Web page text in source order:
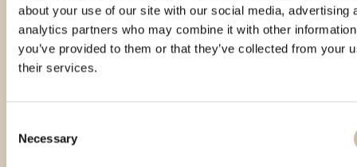
about your use of our site with our social media, advertising
analytics partners who may combine it with other
you’ve provided to them or that they’ve collected from your
their services.
Selection
Necessary